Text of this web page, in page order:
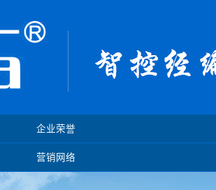
企业荣誉
营销网络